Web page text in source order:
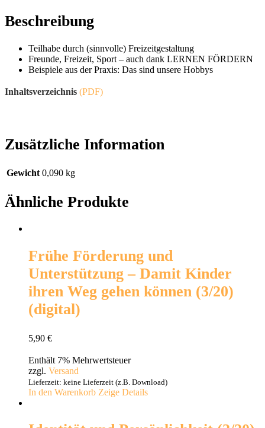
(4/19)
Beschreibung
Teilhabe durch (sinnvolle) Freizeitgestaltung
Freunde, Freizeit, Sport – auch dank LERNEN FÖRDERN
Beispiele aus der Praxis: Das sind unsere Hobbys
Inhaltsverzeichnis (PDF)
Zusätzliche Information
Gewicht 0,090 kg
Ähnliche Produkte
Frühe Förderung und
Unterstützung – Damit Kinder
ihren Weg gehen können (3/20)
(digital)
5,90 €
Enthält 7% Mehrwertsteuer
zzgl. Versand
Lieferzeit: keine Lieferzeit (z.B. Download)
In den Warenkorb Zeige Details